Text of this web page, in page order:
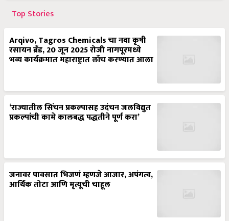
Top Stories
Arqivo, Tagros Chemicals चा नवा कृषी
रसायन ब्रँड, 20 जून 2025 रोजी नागपूरमध्ये
भव्य कार्यक्रमात महाराष्ट्रात लाँच करण्यात आला
‘राज्यातील सिंचन प्रकल्पासह उदंचन जलविद्युत
प्रकल्पांची कामे कालबद्ध पद्धतीने पूर्ण करा’
जनावर पावसात भिजणं म्हणजे आजार, अपंगत्व,
आर्थिक तोटा आणि मृत्यूची चाहूल